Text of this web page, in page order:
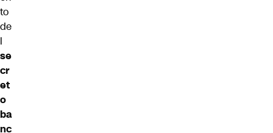
to
de
l
se
cr
et
o
ba
nc